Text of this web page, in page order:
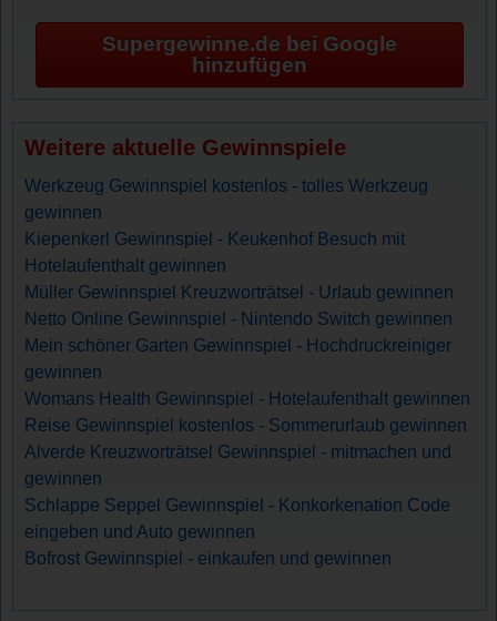
Supergewinne.de bei Google
hinzufügen
Weitere aktuelle Gewinnspiele
Werkzeug Gewinnspiel kostenlos - tolles Werkzeug
gewinnen
Kiepenkerl Gewinnspiel - Keukenhof Besuch mit
Hotelaufenthalt gewinnen
Müller Gewinnspiel Kreuzworträtsel - Urlaub gewinnen
Netto Online Gewinnspiel - Nintendo Switch gewinnen
Mein schöner Garten Gewinnspiel - Hochdruckreiniger
gewinnen
Womans Health Gewinnspiel - Hotelaufenthalt gewinnen
Reise Gewinnspiel kostenlos - Sommerurlaub gewinnen
Alverde Kreuzworträtsel Gewinnspiel - mitmachen und
gewinnen
Schlappe Seppel Gewinnspiel - Konkorkenation Code
eingeben und Auto gewinnen
Bofrost Gewinnspiel - einkaufen und gewinnen